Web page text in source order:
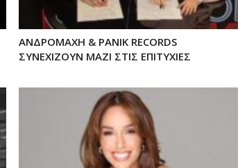
ΑΝΔΡΟΜΑΧΗ & PANIK RECORDS
ΣΥΝΕΧΙΖΟΥΝ ΜΑΖΙ ΣΤΙΣ ΕΠΙΤΥΧΙΕΣ